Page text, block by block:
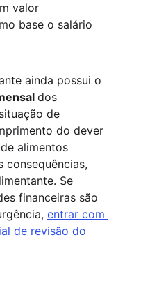
valor
base o salário
ainda possui o
dos
de
do dever
alimentos
consequências,
Se
financeiras são
entrar com
de revisão do